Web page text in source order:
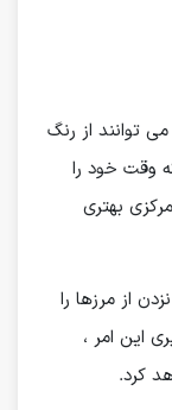
توانند از رنگ
وقت خود را
بهتری
از مرزها را
این امر ،
کرد.